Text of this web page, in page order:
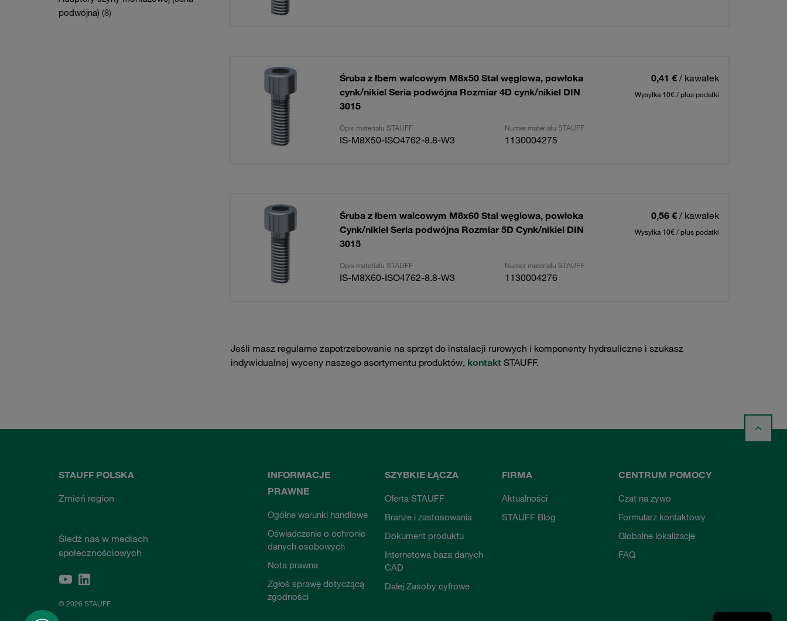
podwójna) (8)
Śruba z łbem walcowym M8x50 Stal węglowa, powłoka
cynk/nikiel Seria podwójna Rozmiar 4D cynk/nikiel DIN
3015
0,41 € / kawałek
Wysyłka 10€ / plus podatki
Opis materiału STAUFF Numer materiału STAUFF
IS-M8X50-ISO4762-8.8-W3 1130004275
Śruba z łbem walcowym M8x60 Stal węglowa, powłoka
Cynk/nikiel Seria podwójna Rozmiar 5D Cynk/nikiel DIN
3015
0,56 € / kawałek
Wysyłka 10€ / plus podatki
Opis materiału STAUFF Numer materiału STAUFF
IS-M8X60-ISO4762-8.8-W3 1130004276
Jeśli masz regularne zapotrzebowanie na sprzęt do instalacji rurowych i komponenty hydrauliczne i szukasz
indywidualnej wyceny naszego asortymentu produktów, kontaktSTAUFF.
STAUFF POLSKA
Zmień region
Śledź nas w mediach
społecznościowych
© 2026 STAUFF
INFORMACJE
PRAWNE
Ogólne warunki handlowe
Oświadczenie o ochronie
danych osobowych
Nota prawna
Zgłoś sprawę dotyczącą
zgodności
SZYBKIE ŁĄCZA
Oferta STAUFF
Branże i zastosowania
Dokument produktu
Internetowa baza danych
CAD
Dalej Zasoby cyfrowe
FIRMA
Aktualności
STAUFF Blog
CENTRUM POMOCY
Czat na zywo
Formularz kontaktowy
Globalne lokalizacje
FAQ